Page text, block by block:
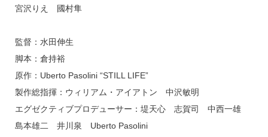
宮沢りえ 國村隼
監督：水田伸生
脚本：倉持裕
原作：Uberto Pasolini “STILL LIFE”
製作総指揮：ウィリアム・アイアトン 中沢敏明
エグゼクティブプロデューサー：堤天心 志賀司 中西一雄
島本雄二 井川泉 Uberto Pasolini